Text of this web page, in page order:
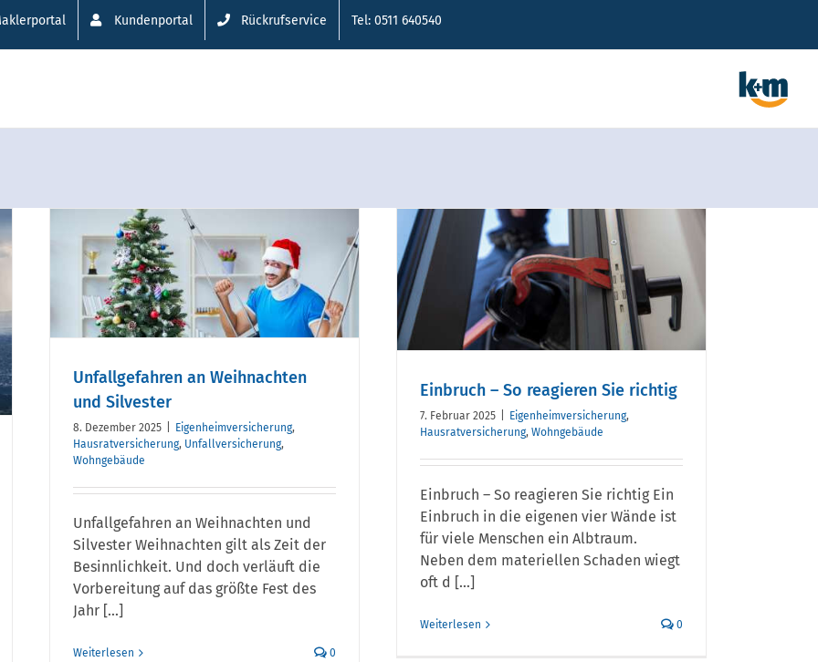
Kundenportal Rückrufservice Tel: 0511 640540
Unfallgefahren an Weihnachten
und Silvester
8. Dezember 2025 Eigenheimversicherung,
Hausratversicherung, Unfallversicherung,
Wohngebäude
Unfallgefahren an Weihnachten und
Silvester Weihnachten gilt als Zeit der
Besinnlichkeit. Und doch verläuft die
Vorbereitung auf das größte Fest des
Jahr [...]
Weiterlesen 0
Einbruch – So reagieren
Sie richtig
Einbruch – So reagieren Sie richtig
7. Februar 2025 Eigenheimversicherung,
Hausratversicherung, Wohngebäude
Einbruch – So reagieren Sie richtig Ein
Einbruch in die eigenen vier Wände ist
für viele Menschen ein Albtraum.
Neben dem materiellen Schaden wiegt
oft d [...]
Weiterlesen 0